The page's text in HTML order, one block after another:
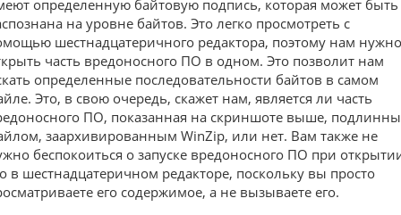
определенную байтовую подпись, которая может быть
на уровне байтов. Это легко просмотреть с
шестнадцатеричного редактора, поэтому нам нужно
часть вредоносного ПО в одном. Это позволит нам
определенные последовательности байтов в самом
Это, в свою очередь, скажет нам, является ли часть
ПО, показанная на скриншоте выше,
заархивированным WinZip, или нет. Вам также не
беспокоиться о запуске вредоносного ПО при
в шестнадцатеричном редакторе, поскольку вы просто
его содержимое, а не вызываете его.